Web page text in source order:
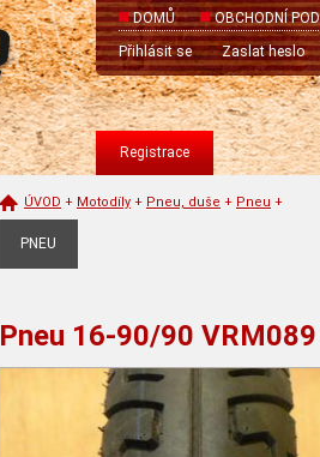
DOMŮ OBCHODNÍ
Přihlásit se
Zaslat heslo
Registrace
ÚVOD + Motodíly + Pneu, duše + Pneu +
PNEU
Pneu 16-90/90